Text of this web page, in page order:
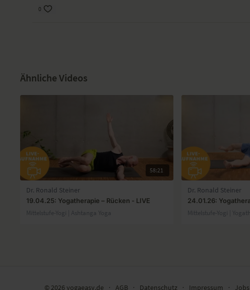
0
Ähnliche Videos
58:21
Dr. Ronald Steiner
19.04.25: Yogatherapie – Rücken - LIVE
Mittelstufe-Yogi | Ashtanga Yoga
Dr. Ronald Steiner
24.01.26:
Mittelstufe-Yogi |
© 2026 yogaeasy.de ∙ AGB ∙ Datenschutz ∙ Impressum ∙ Jobs